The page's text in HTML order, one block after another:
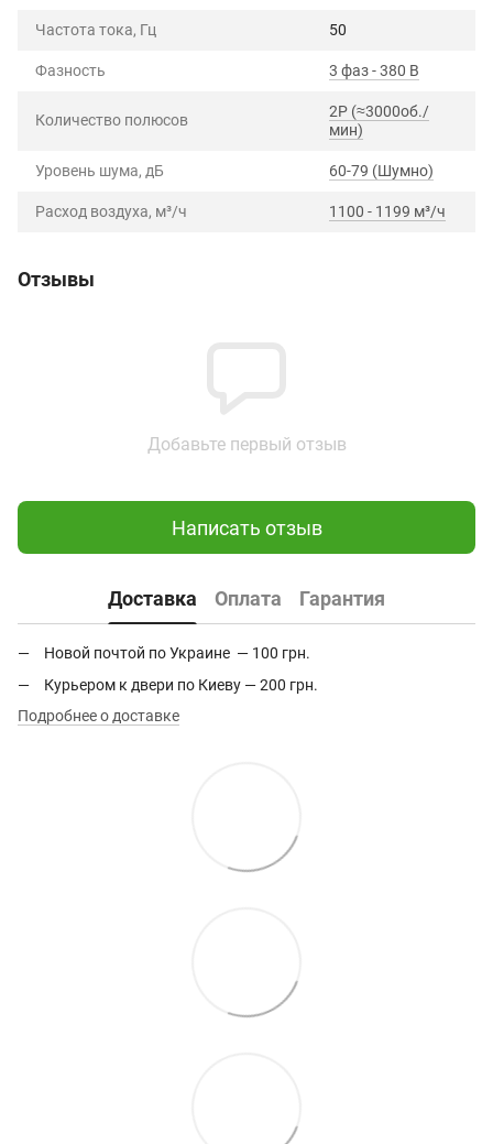
Частота тока, Гц 50
Фазность 3 фаз - 380 В
Количество полюсов
2P (≈3000об./
мин)
Уровень шума, дБ 60-79 (Шумно)
Расход воздуха, м³/ч 1100 - 1199 м³/ч
Отзывы
Добавьте первый отзыв
Написать отзыв
Доставка Оплата Гарантия
Новой почтой по Украине — 100 грн.
Курьером к двери по Киеву — 200 грн.
Подробнее о доставке